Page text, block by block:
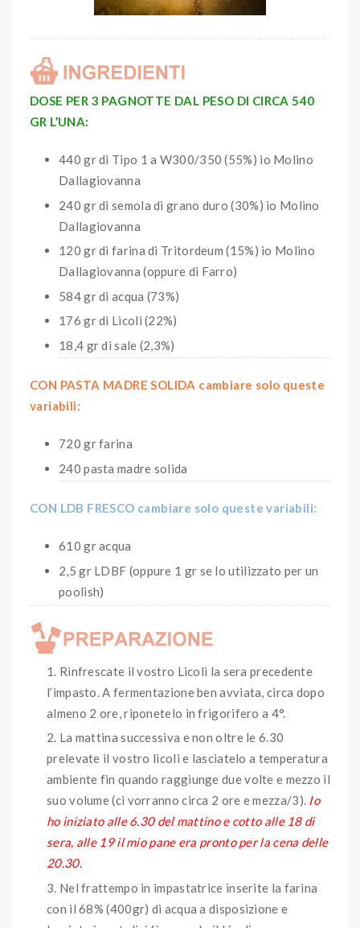
DOSE PER 3 PAGNOTTE DAL PESO DI CIRCA 540
GR L’UNA:
440 gr di Tipo 1 a W300/350 (55%) io Molino
Dallagiovanna
240 gr di semola di grano duro (30%) io Molino
Dallagiovanna
120 gr di farina di Tritordeum (15%) io Molino
Dallagiovanna (oppure di Farro)
584 gr di acqua (73%)
176 gr di Licoli (22%)
18,4 gr di sale (2,3%)
CON PASTA MADRE SOLIDA cambiare solo queste
variabili:
720 gr farina
240 pasta madre solida
CON LDB FRESCO cambiare solo queste variabili:
610 gr acqua
2,5 gr LDBF (oppure 1 gr se lo utilizzato per un
poolish)
Rinfrescate il vostro Licoli la sera precedente
l’impasto. A fermentazione ben avviata, circa dopo
almeno 2 ore, riponetelo in frigorifero a 4°.
La mattina successiva e non oltre le 6.30
prelevate il vostro licoli e lasciatelo a temperatura
ambiente fin quando raggiunge due volte e mezzo il
suo volume (ci vorranno circa 2 ore e mezza/3). Io
ho iniziato alle 6.30 del mattino e cotto alle 18 di
sera, alle 19 il mio pane era pronto per la cena delle
20.30.
Nel frattempo in impastatrice inserite la farina
con il 68% (400gr) di acqua a disposizione e